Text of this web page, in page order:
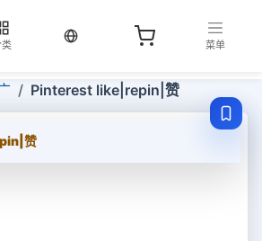
当前语言：中文
菜单
Pinterest like|repin|赞
赞